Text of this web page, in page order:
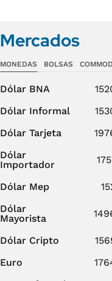
Mercados
MONEDAS BOLSAS
Dólar BNA
Dólar Informal
Dólar Tarjeta
Dólar
Importador
Dólar Mep
Dólar
Mayorista
Dólar Cripto
Euro